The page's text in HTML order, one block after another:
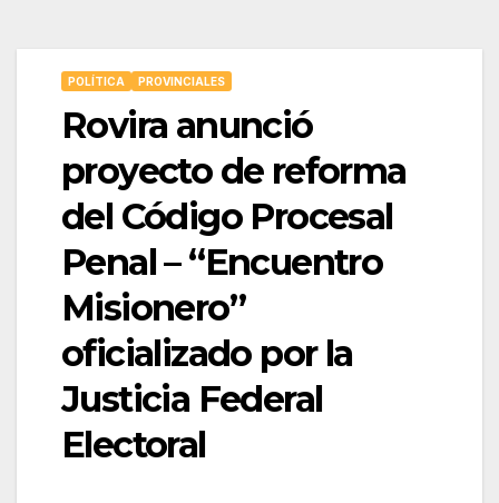
POLÍTICA PROVINCIALES
Rovira anunció
proyecto de reforma
del Código Procesal
Penal – “Encuentro
Misionero”
oficializado por la
Justicia Federal
Electoral